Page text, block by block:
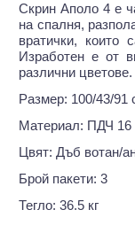
Скрин Аполо 4 е
на спалня,
вратички, които
Изработен е от
различни цветове.
Размер: 100/43/91
Материал: ПДЧ
Цвят: Дъб вотан/
Брой пакети: 3
Тегло: 36.5 кг